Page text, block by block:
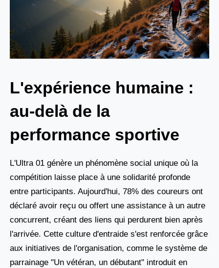
L'expérience humaine :
au-delà de la
performance sportive
L'Ultra 01 génère un phénomène social unique où la
compétition laisse place à une solidarité profonde
entre participants. Aujourd'hui, 78% des coureurs ont
déclaré avoir reçu ou offert une assistance à un autre
concurrent, créant des liens qui perdurent bien après
l'arrivée. Cette culture d'entraide s'est renforcée grâce
aux initiatives de l'organisation, comme le système de
parrainage "Un vétéran, un débutant" introduit en